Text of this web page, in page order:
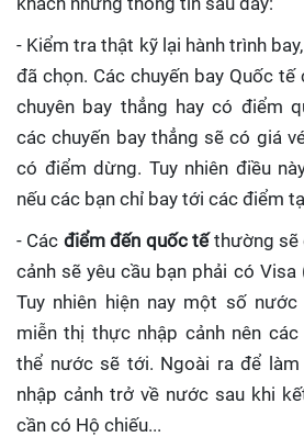
- Kiểm tra thật kỹ lại hành trình
đã chọn. Các chuyến bay Quốc
chuyên bay thẳng hay có điểm
các chuyến bay thẳng sẽ có giá
có điểm dừng. Tuy nhiên điều
nếu các bạn chỉ bay tới các điểm
- Các điểm đến quốc tếthường sẽ
cảnh sẽ yêu cầu bạn phải có
Tuy nhiên hiện nay một số
miễn thị thực nhập cảnh nên
thể nước sẽ tới. Ngoài ra để
nhập cảnh trở về nước sau khi
cần có Hộ chiếu...